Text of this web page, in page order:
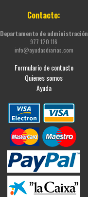
Contacto:
Departamento de administración
977 120 116
info@ayudasdiarias.com
Formulario de contacto
Quienes somos
Ayuda